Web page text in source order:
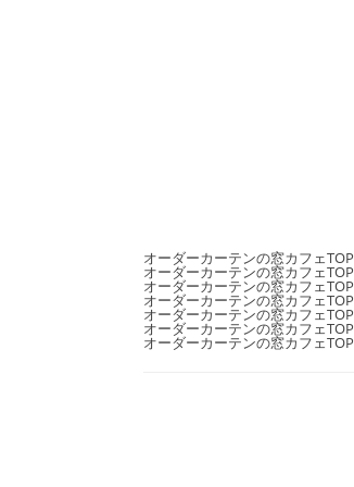
オーダーカーテンの窓カフェTOP
オーダーカーテンの窓カフェTOP
オーダーカーテンの窓カフェTOP
オーダーカーテンの窓カフェTOP
オーダーカーテンの窓カフェTOP
オーダーカーテンの窓カフェTOP
オーダーカーテンの窓カフェTOP